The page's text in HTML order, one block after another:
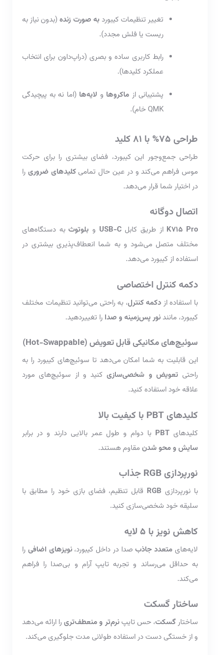
تغییر تنظیمات کیبورد به صورت زنده(بدون نیاز به
ریست یا فلش مجدد).
رابط کاربری ساده و بصری (دراپ‌داون برای انتخاب
عملکرد کلیدها).
پشتیبانی از ماکروها و لایه‌ها (اما نه به پیچیدگی
QMK خام).
طراحی 75% با 81 کلید
طراحی جمع‌وجور این کیبورد، فضای بیشتری را برای حرکت
موس فراهم می‌کند و در عین حال تمامیکلیدهای ضروری را
در اختیار شما قرار می‌دهد.
اتصال دوگانه
K715 Pro از طریق کابلUSB-C وبلوتوثبه دستگاه‌های
مختلف متصل می‌شود و به شما انعطاف‌پذیری بیشتری در
استفاده از کیبورد می‌دهد.
دکمه کنترل اختصاصی
با استفاده از دکمه کنترل، به راحتی می‌توانید تنظیمات مختلف
کیبورد، مانندنور پس‌زمینه و صدا را تغییردهید.
سوئیچ‌های مکانیکی قابل تعویض (Hot-Swappable)
این قابلیت به شما امکان می‌دهد تا سوئیچ‌های کیبورد را به
راحتی تعویض و شخصی‌سازیکنید و از سوئیچ‌های مورد
علاقه خود استفاده کنید.
کلیدهای PBT با کیفیت بالا
کلیدهای PBT با دوام و طول عمر بالایی دارند و در برابر
سایش و محو شدنمقاوم هستند.
نورپردازی RGB جذاب
با نورپردازی RGB قابل تنظیم، فضای بازی خود را مطابق با
سلیقه خود شخصی‌سازی کنید.
کاهش نویز با 5 لایه
لایه‌های متعدد جاذبصدا در داخل کیبورد،نویزهای اضافی را
به حداقل می‌رساند و تجربه تایپ آرام و بی‌صدا را فراهم
می‌کند.
ساختار گسکت
ساختارگسکت، حس تایپنرم‌تر و منعطف‌تریرا ارائه می‌دهد
و از خستگی دست در استفاده طولانی مدت جلوگیری می‌کند.